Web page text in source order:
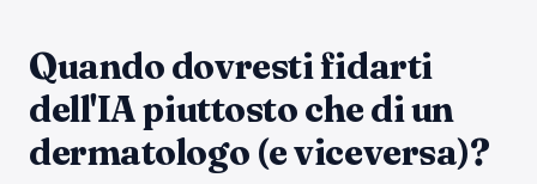
Quando dovresti fidarti
dell'IA piuttosto che di un
dermatologo (e viceversa)?